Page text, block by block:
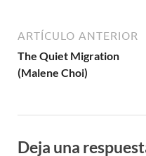
ARTÍCULO ANTERIOR
The Quiet Migration
(Malene Choi)
Deja una